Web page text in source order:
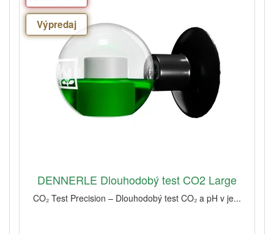
Výpredaj
DENNERLE Dlouhodobý test CO2 Large
CO₂ Test Precision – Dlouhodobý test CO₂ a pH v je...